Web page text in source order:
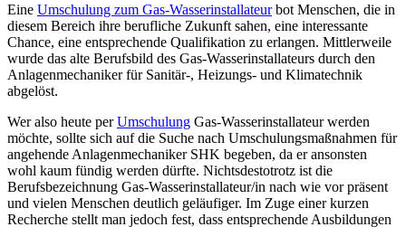
Eine Umschulung zum Gas-Wasserinstallateurbot Menschen, die in
diesem Bereich ihre berufliche Zukunft sahen, eine interessante
Chance, eine entsprechende Qualifikation zu erlangen. Mittlerweile
wurde das alte Berufsbild des Gas-Wasserinstallateurs durch den
Anlagenmechaniker für Sanitär-, Heizungs- und Klimatechnik
abgelöst.
Wer also heute perUmschulung Gas-Wasserinstallateur werden
möchte, sollte sich auf die Suche nach Umschulungsmaßnahmen für
angehende Anlagenmechaniker SHK begeben, da er ansonsten
wohl kaum fündig werden dürfte. Nichtsdestotrotz ist die
Berufsbezeichnung Gas-Wasserinstallateur/in nach wie vor präsent
und vielen Menschen deutlich geläufiger. Im Zuge einer kurzen
Recherche stellt man jedoch fest, dass entsprechende Ausbildungen